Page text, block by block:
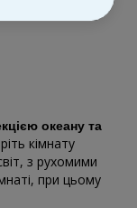
океану та
кімнату
з рухомими
при цьому